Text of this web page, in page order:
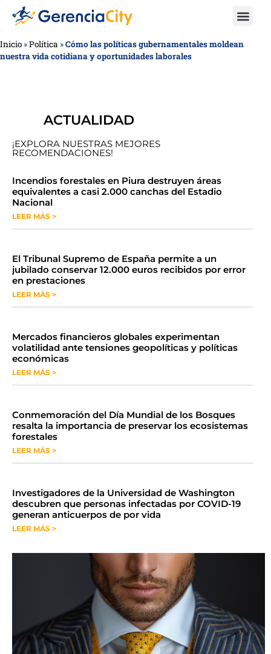
Inicio »Política »Cómo las políticas gubernamentales moldean
nuestra vida cotidiana y oportunidades laborales
ACTUALIDAD
¡EXPLORA NUESTRAS MEJORES
RECOMENDACIONES!
​​​​Incendios forestales en Piura destruyen áreas
equivalentes a casi 2.000 canchas del Estadio
Nacional
LEER MÁS >
​El Tribunal Supremo de España permite a un
jubilado conservar 12.000 euros recibidos por error
en prestaciones
LEER MÁS >
Mercados financieros globales experimentan
volatilidad ante tensiones geopolíticas y políticas
económicas
LEER MÁS >
Conmemoración del Día Mundial de los Bosques
resalta la importancia de preservar los ecosistemas
forestales
LEER MÁS >
Investigadores de la Universidad de Washington
descubren que personas infectadas por COVID-19
generan anticuerpos de por vida
LEER MÁS >